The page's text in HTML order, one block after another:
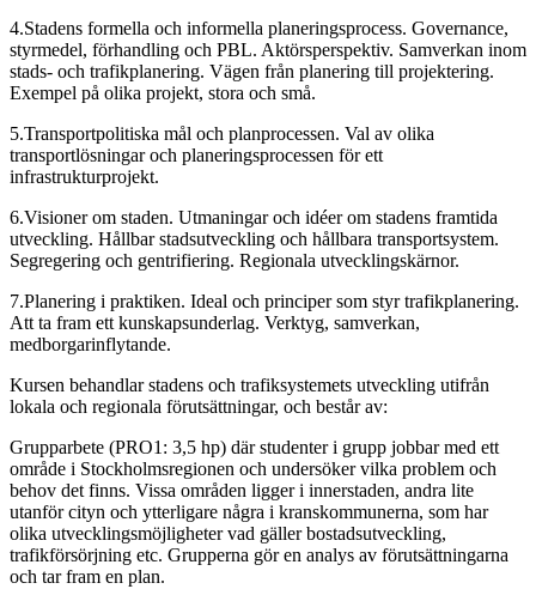
4.Stadens formella och informella planeringsprocess. Governance,
styrmedel, förhandling och PBL. Aktörsperspektiv. Samverkan inom
stads- och trafikplanering. Vägen från planering till projektering.
Exempel på olika projekt, stora och små.
5.Transportpolitiska mål och planprocessen. Val av olika
transportlösningar och planeringsprocessen för ett
infrastrukturprojekt.
6.Visioner om staden. Utmaningar och idéer om stadens framtida
utveckling. Hållbar stadsutveckling och hållbara transportsystem.
Segregering och gentrifiering. Regionala utvecklingskärnor.
7.Planering i praktiken. Ideal och principer som styr trafikplanering.
Att ta fram ett kunskapsunderlag. Verktyg, samverkan,
medborgarinflytande.
Kursen behandlar stadens och trafiksystemets utveckling utifrån
lokala och regionala förutsättningar, och består av:
Grupparbete (PRO1: 3,5 hp) där studenter i grupp jobbar med ett
område i Stockholmsregionen och undersöker vilka problem och
behov det finns. Vissa områden ligger i innerstaden, andra lite
utanför cityn och ytterligare några i kranskommunerna, som har
olika utvecklingsmöjligheter vad gäller bostadsutveckling,
trafikförsörjning etc. Grupperna gör en analys av förutsättningarna
och tar fram en plan.